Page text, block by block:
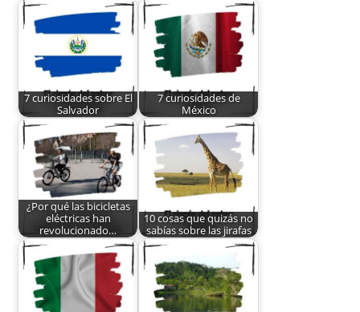
7 curiosidades sobre El
Salvador
7 curiosidades de
México
¿Por qué las bicicletas
eléctricas han
revolucionado…
10 cosas que quizás no
sabías sobre las jirafas